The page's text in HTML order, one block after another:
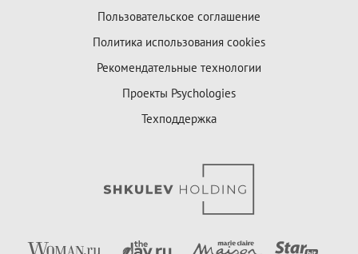
Пользовательское соглашение
Политика использования cookies
Рекомендательные технологии
Проекты Psychologies
Техподдержка